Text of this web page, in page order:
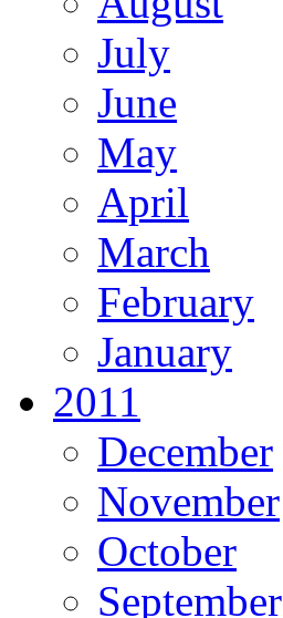
July
June
May
April
March
February
January
2011
December
November
October
September